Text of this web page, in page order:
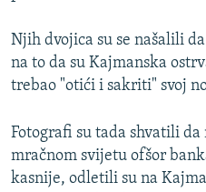
Njih dvojica su se našalili
na to da su Kajmanska
trebao "otići i sakriti" svoj
Fotografi su tada shvatili da
mračnom svijetu ofšor
kasnije, odletili su na